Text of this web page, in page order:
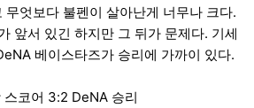
무엇보다 불펜이 살아난게 너무나 크다.
앞서 있긴 하지만 그 뒤가 문제다. 기세
베이스타즈가 승리에 가까이 있다.
스코어 3:2 DeNA 승리